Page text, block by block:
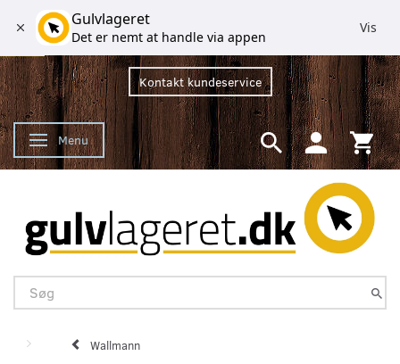
Kontakt kundeservice
Skifte navigation
Menu
Wallmann
Gulvlageret
Det er nemt at handle via appen
Vis